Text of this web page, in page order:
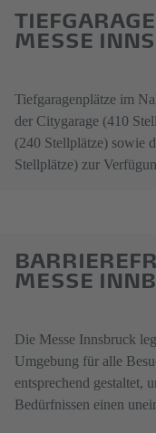
MESSE
Tiefgaragenplätze im
der Citygarage (410
(240 Stellplätze) sowie
Stellplätze) zur
MESSE
Die Messe Innsbruck
Umgebung für alle
entsprechend gestaltet,
Bedürfnissen einen